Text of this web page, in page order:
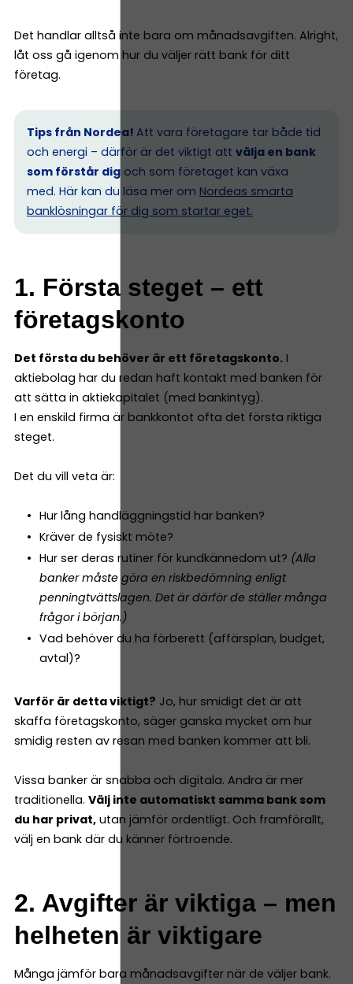
Det handlar alltså inte bara om månadsavgiften. Alright,
låt oss gå igenom hur du väljer rätt bank för ditt
företag.
Tips från Nordea! Att vara företagare tar både tid
och energi – därför är det viktigt att välja en bank
som förstår dig och som företaget kan växa
med. Här kan du läsa mer om Nordeas smarta
banklösningar för dig som startar eget.
1. Första steget – ett
företagskonto
Det första du behöver är ett företagskonto. I
aktiebolag har du redan haft kontakt med banken för
att sätta in aktiekapitalet (med bankintyg).
I en enskild firma är bankkontot ofta det första riktiga
steget.
Det du vill veta är:
Hur lång handläggningstid har banken?
Kräver de fysiskt möte?
Hur ser deras rutiner för kundkännedom ut? (Alla
banker måste göra en riskbedömning enligt
penningtvättslagen. Det är därför de ställer många
frågor i början.)
Vad behöver du ha förberett (affärsplan, budget,
avtal)?
Varför är detta viktigt? Jo, hur smidigt det är att
skaffa företagskonto, säger ganska mycket om hur
smidig resten av resan med banken kommer att bli.
Vissa banker är snabba och digitala. Andra är mer
traditionella. Välj inte automatiskt samma bank som
du har privat, utan jämför ordentligt. Och framförallt,
välj en bank där du känner förtroende.
2. Avgifter är viktiga – men
helheten är viktigare
Många jämför bara månadsavgifter när de väljer bank.